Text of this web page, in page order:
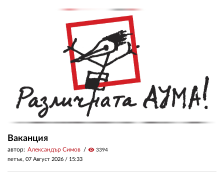
Ваканция
автор: Александър Симов visibility 3394
петък, 07 Август 2026 / 15:33